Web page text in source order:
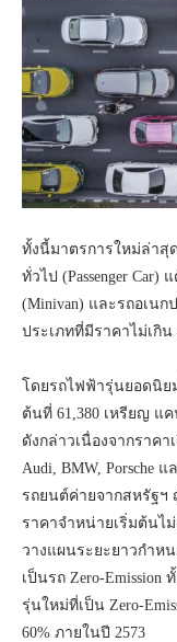
ทั้งนี้มาตรการใหม่ล่าสุ
ทั่วไป (Passenger
(Minivan) และรถอเน
ประเภทที่มีราคาไม่เกิ
โดยรถไฟฟ้ารุ่นยอดนิย
ต้นที่ 61,380 เหรียญ แ
ดังกล่าวเนื่องจากราคา
Audi, BMW, Porsche
รถยนต์ค่ายจากสหรัฐ
ราคาจำหน่ายเริ่มต้นไ
วางแผนระยะยาวกำห
เป็นรถ Zero-Emission
รุ่นใหม่ที่เป็น Zero-
60% ภายในปี 2573